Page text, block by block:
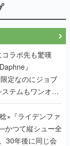
ラボ先も驚嘆
』
定なのにジョブ
テムもワンオフ
ィレクターに聞
×『ライデンファ
かつて縦シュー全
30年後に同じ会